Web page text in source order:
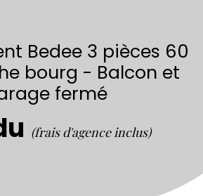
Bedee 3 pièces 60
bourg - Balcon et
fermé
(frais d'agence inclus)